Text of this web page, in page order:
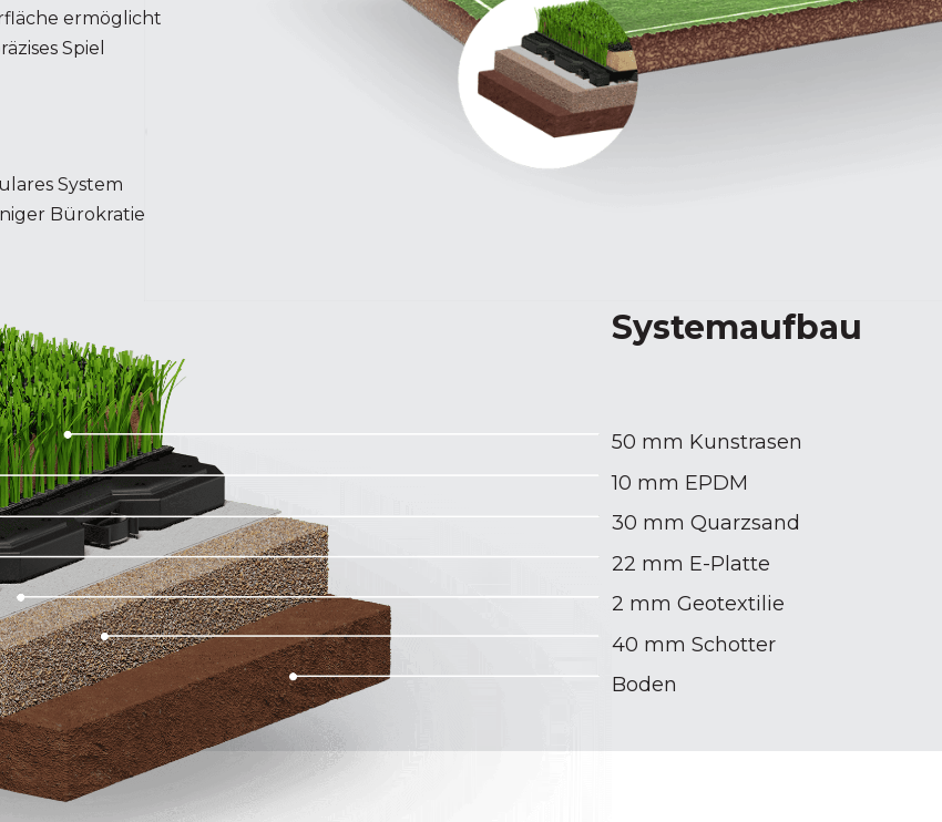
ermöglicht
Spiel
System
Bürokratie
Systemaufbau
50 mm Kunstrasen
10 mm EPDM
30 mm Quarzsand
22 mm E-Platte
2 mm Geotextilie
40 mm Schotter
Boden